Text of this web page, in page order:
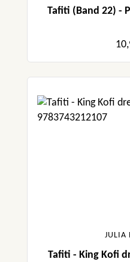
Tafiti (Band 22) -
JULIA
Tafiti - King Kofi